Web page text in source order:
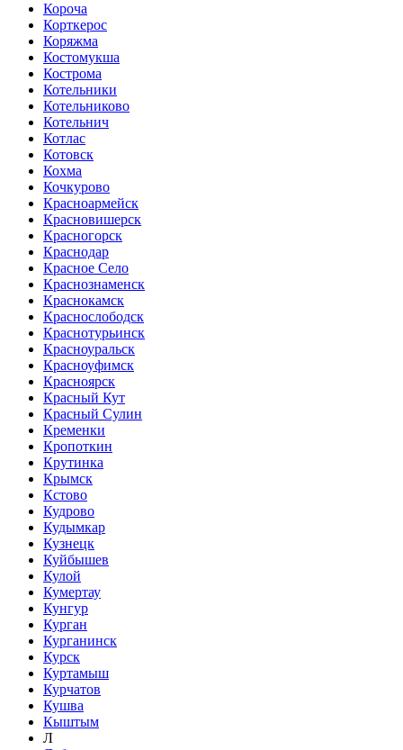
Короча
Корткерос
Коряжма
Костомукша
Кострома
Котельники
Котельниково
Котельнич
Котлас
Котовск
Кохма
Кочкурово
Красноармейск
Красновишерск
Красногорск
Краснодар
Красное Село
Краснознаменск
Краснокамск
Краснослободск
Краснотурьинск
Красноуральск
Красноуфимск
Красноярск
Красный Кут
Красный Сулин
Кременки
Кропоткин
Крутинка
Крымск
Кстово
Кудрово
Кудымкар
Кузнецк
Куйбышев
Кулой
Кумертау
Кунгур
Курган
Курганинск
Курск
Куртамыш
Курчатов
Кушва
Кыштым
Л